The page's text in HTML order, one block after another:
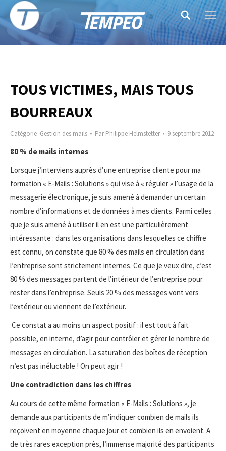
Search:
TOUS VICTIMES, MAIS TOUS
BOURREAUX
Catégorie Gestion des mails ParPhilippe Helmstetter 9 septembre 2012
80 % de mails internes
Lorsque j’interviens auprès d’une entreprise cliente pour ma
formation « E-Mails : Solutions » qui vise à « réguler » l’usage de la
messagerie électronique, je suis amené à demander un certain
nombre d’informations et de données à mes clients. Parmi celles
que je suis amené à utiliser il en est une particulièrement
intéressante : dans les organisations dans lesquelles ce chiffre
est connu, on constate que 80 % des mails en circulation dans
l’entreprise sont strictement internes. Ce que je veux dire, c’est
80 % des messages partent de l’intérieur de l’entreprise pour
rester dans l’entreprise. Seuls 20 % des messages vont vers
l’extérieur ou viennent de l’extérieur.
Ce constat a au moins un aspect positif : il est tout à fait
possible, en interne, d’agir pour contrôler et gérer le nombre de
messages en circulation. La saturation des boîtes de réception
n’est pas inéluctable ! On peut agir !
Une contradiction dans les chiffres
Au cours de cette même formation « E-Mails : Solutions », je
demande aux participants de m’indiquer combien de mails ils
reçoivent en moyenne chaque jour et combien ils en envoient. A
de très rares exception près, l’immense majorité des participants